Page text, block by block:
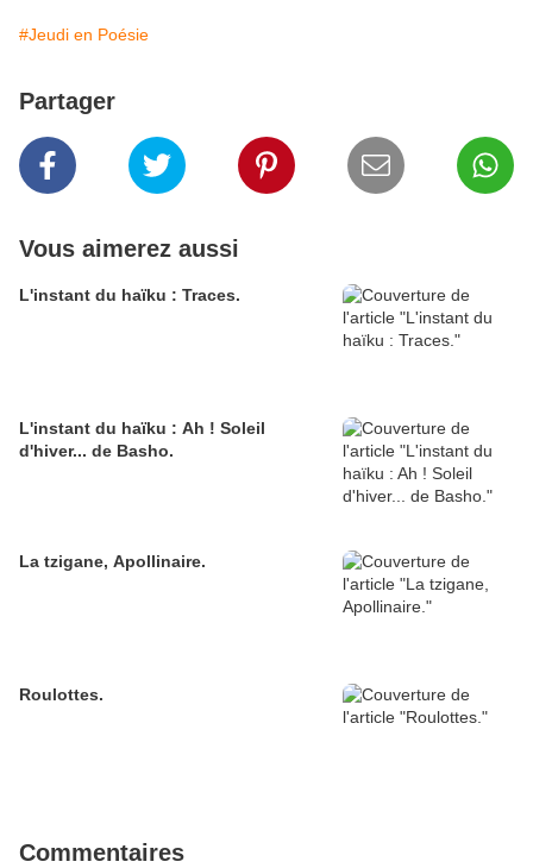
#Jeudi en Poésie
Partager
Vous aimerez aussi
L'instant du haïku : Traces.
L'instant du haïku : Ah ! Soleil
d'hiver... de Basho.
La tzigane, Apollinaire.
Roulottes.
Commentaires